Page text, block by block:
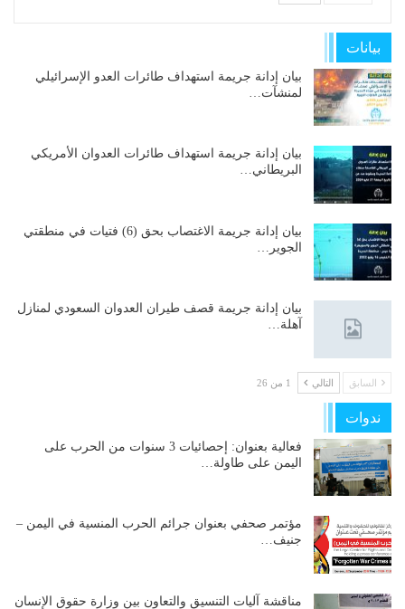
بيانات
بيان إدانة جريمة استهداف طائرات العدو الإسرائيلي
لمنشآت…
بيان إدانة جريمة استهداف طائرات العدوان الأمريكي
البريطاني…
بيان إدانة جريمة الاغتصاب بحق (6) فتيات في منطقتي
الجوير…
بيان إدانة جريمة قصف طيران العدوان السعودي لمنازل
آهلة…
السابق التالي 1 من 26
ندوات
فعالية بعنوان: إحصائيات 3 سنوات من الحرب على
اليمن على طاولة…
مؤتمر صحفي بعنوان جرائم الحرب المنسية في اليمن –
جنيف…
مناقشة آليات التنسيق والتعاون بين وزارة حقوق الإنسان